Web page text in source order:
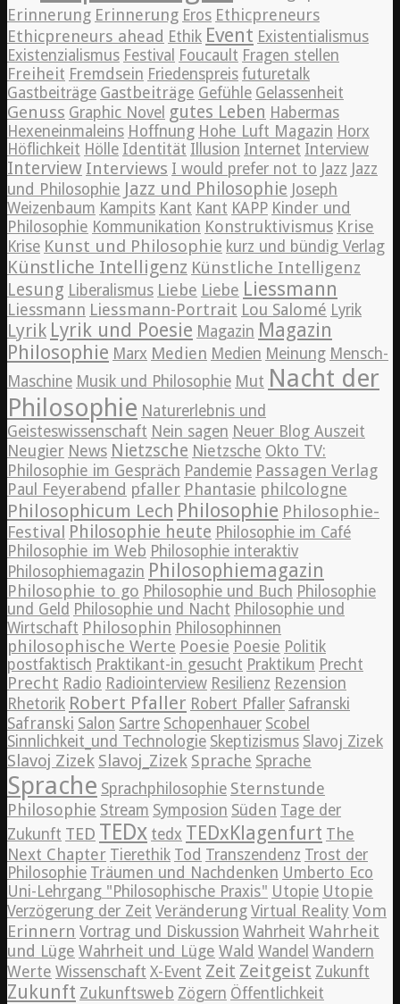
Erinnerung Erinnerung Eros Ethicpreneurs
Ethicpreneurs ahead Ethik Event Existentialismus
Existenzialismus Festival Foucault Fragen stellen
Freiheit Fremdsein Friedenspreis futuretalk
Gastbeiträge Gastbeiträge Gefühle Gelassenheit
Genuss Graphic Novel gutes Leben Habermas
Hexeneinmaleins Hoffnung Hohe Luft Magazin Horx
Höflichkeit Hölle Identität Illusion Internet Interview
Interview Interviews I would prefer not to Jazz Jazz
und Philosophie Jazz und Philosophie Joseph
Weizenbaum Kampits Kant Kant KAPP Kinder und
Philosophie Kommunikation Konstruktivismus Krise
Krise Kunst und Philosophie kurz und bündig Verlag
Künstliche Intelligenz Künstliche Intelligenz
Lesung Liberalismus Liebe Liebe Liessmann
Liessmann Liessmann-Portrait Lou Salomé Lyrik
Lyrik Lyrik und Poesie Magazin Magazin
Philosophie Marx Medien Medien Meinung Mensch-
Maschine Musik und Philosophie Mut Nacht der
Philosophie Naturerlebnis und
Geisteswissenschaft Nein sagen Neuer Blog Auszeit
Neugier News Nietzsche Nietzsche Okto TV:
Philosophie im Gespräch Pandemie Passagen Verlag
Paul Feyerabend pfaller Phantasie philcologne
Philosophicum Lech Philosophie Philosophie-
Festival Philosophie heute Philosophie im Café
Philosophie im Web Philosophie interaktiv
Philosophiemagazin Philosophiemagazin
Philosophie to go Philosophie und Buch Philosophie
und Geld Philosophie und Nacht Philosophie und
Wirtschaft Philosophin Philosophinnen
philosophische Werte Poesie Poesie Politik
postfaktisch Praktikant-in gesucht Praktikum Precht
Precht Radio Radiointerview Resilienz Rezension
Rhetorik Robert Pfaller Robert Pfaller Safranski
Safranski Salon Sartre Schopenhauer Scobel
Sinnlichkeit_und Technologie Skeptizismus Slavoj Zizek
Slavoj Zizek Slavoj_Zizek Sprache Sprache
Sprache Sprachphilosophie Sternstunde
Philosophie Stream Symposion Süden Tage der
Zukunft TED TEDx tedx TEDxKlagenfurt The
Next Chapter Tierethik Tod Transzendenz Trost der
Philosophie Träumen und Nachdenken Umberto Eco
Uni-Lehrgang "Philosophische Praxis" Utopie Utopie
Verzögerung der Zeit Veränderung Virtual Reality Vom
Erinnern Vortrag und Diskussion Wahrheit Wahrheit
und Lüge Wahrheit und Lüge Wald Wandel Wandern
Werte Wissenschaft X-Event Zeit Zeitgeist Zukunft
Zukunft Zukunftsweb Zögern Öffentlichkeit